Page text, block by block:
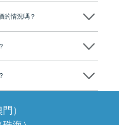
的顧客，受到粵港澳大灣區及周邊城
題都可以隨時預約免費咨詢，讓人十
的情況嗎？
算收取費用，而匯率會及時告知客人
）